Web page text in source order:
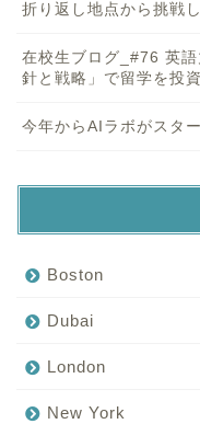
折り返し地点から挑戦
在校生ブログ_#76 英
針と戦略」で留学を投
今年からAIラボがスタ
Boston
Dubai
London
New York